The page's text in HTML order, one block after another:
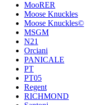
MooRER
Moose Knuckles
Moose Knuckles©️
MSGM
N21
Orciani
PANICALE
PT
PT05
Regent
RICHMOND